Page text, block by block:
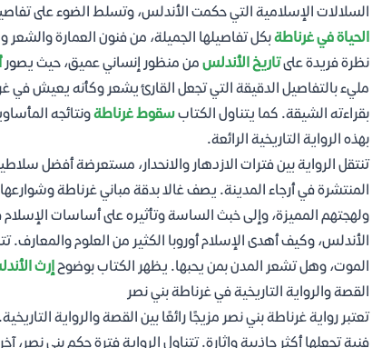
السلالات الإسلامية التي حكمت الأندلس، وتسلط الضوء على
الحياة في غرناطةبكل تفاصيلها الجميلة، من فنون العمارة والشعر
نظرة فريدة علىتاريخ الأندلس من منظور إنساني عميق، حيث يصور
مليء بالتفاصيل الدقيقة التي تجعل القارئ يشعر وكأنه يعيش في
بقراءته الشيقة. كما يتناول الكتابسقوط غرناطةونتائجه
بهذه الرواية التاريخية الرائعة.
تنتقل الرواية بين فترات الازدهار والانحدار، مستعرضة أفضل
المنتشرة في أرجاء المدينة. يصف غالا بدقة مباني غرناطة
ولهجتهم المميزة، وإلى خبث الساسة وتأثيره على أساسات
الأندلس، وكيف أهدى الإسلام أوروبا الكثير من العلوم
الموت، وهل تشعر المدن بمن يحبها. يظهر الكتاب بوضوحإرث
القصة والرواية التاريخية في غرناطة بني نصر
تعتبر رواية غرناطة بني نصر مزيجًا رائعًا بين القصة والرواية
فنية تجعلها أكثر جاذبية وإثارة. تتناول الرواية فترة حكم بني